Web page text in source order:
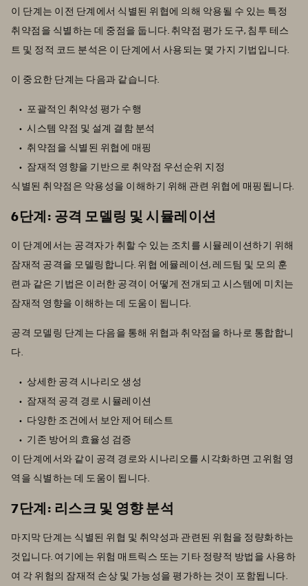
이 단계는 이전 단계에서 식별된 위협에 의해 악용될 수 있는 특정
취약점을 식별하는 데 중점을 둡니다. 취약점 평가 도구, 침투 테스
트 및 정적 코드 분석은 이 단계에서 사용되는 몇 가지 기법입니다.
이 중요한 단계는 다음과 같습니다.
포괄적인 취약성 평가 수행
시스템 약점 및 설계 결함 분석
취약점을 식별된 위협에 매핑
잠재적 영향을 기반으로 취약점 우선순위 지정
식별된 취약점은 악용성을 이해하기 위해 관련 위협에 매핑됩니다.
6단계: 공격 모델링 및 시뮬레이션
이 단계에서는 공격자가 취할 수 있는 조치를 시뮬레이션하기 위해
잠재적 공격을 모델링합니다. 위협 에뮬레이션, 레드팀 및 모의 훈
련과 같은 기법은 이러한 공격이 어떻게 전개되고 시스템에 미치는
잠재적 영향을 이해하는 데 도움이 됩니다.
공격 모델링 단계는 다음을 통해 위협과 취약점을 하나로 통합합니
다.
상세한 공격 시나리오 생성
잠재적 공격 경로 시뮬레이션
다양한 조건에서 보안 제어 테스트
기존 방어의 효율성 검증
이 단계에서와 같이 공격 경로와 시나리오를 시각화하면 고위험 영
역을 식별하는 데 도움이 됩니다.
7단계: 리스크 및 영향 분석
마지막 단계는 식별된 위협 및 취약성과 관련된 위험을 정량화하는
것입니다. 여기에는 위험 매트릭스 또는 기타 정량적 방법을 사용하
여 각 위험의 잠재적 손상 및 가능성을 평가하는 것이 포함됩니다.